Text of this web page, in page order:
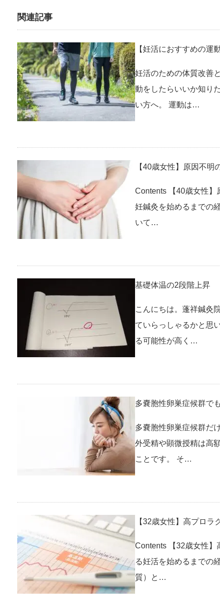
関連記事
【妊活におすすめの運
妊活のための体質改善
動をしたらいいか知り
い方へ。 運動は…
【40歳女性】原因不
Contents 【40歳女性】
妊鍼灸を始めるまでの
いて…
基礎体温の2段階上昇
こんにちは。蓬祥鍼灸
ていらっしゃるかと思
る可能性が高く…
多嚢胞性卵巣症候群で
多嚢胞性卵巣症候群だ
外受精や顕微授精は高
ことです。 そ…
【32歳女性】高プロ
Contents 【32歳女性】
る妊活を始めるまでの
質）と…